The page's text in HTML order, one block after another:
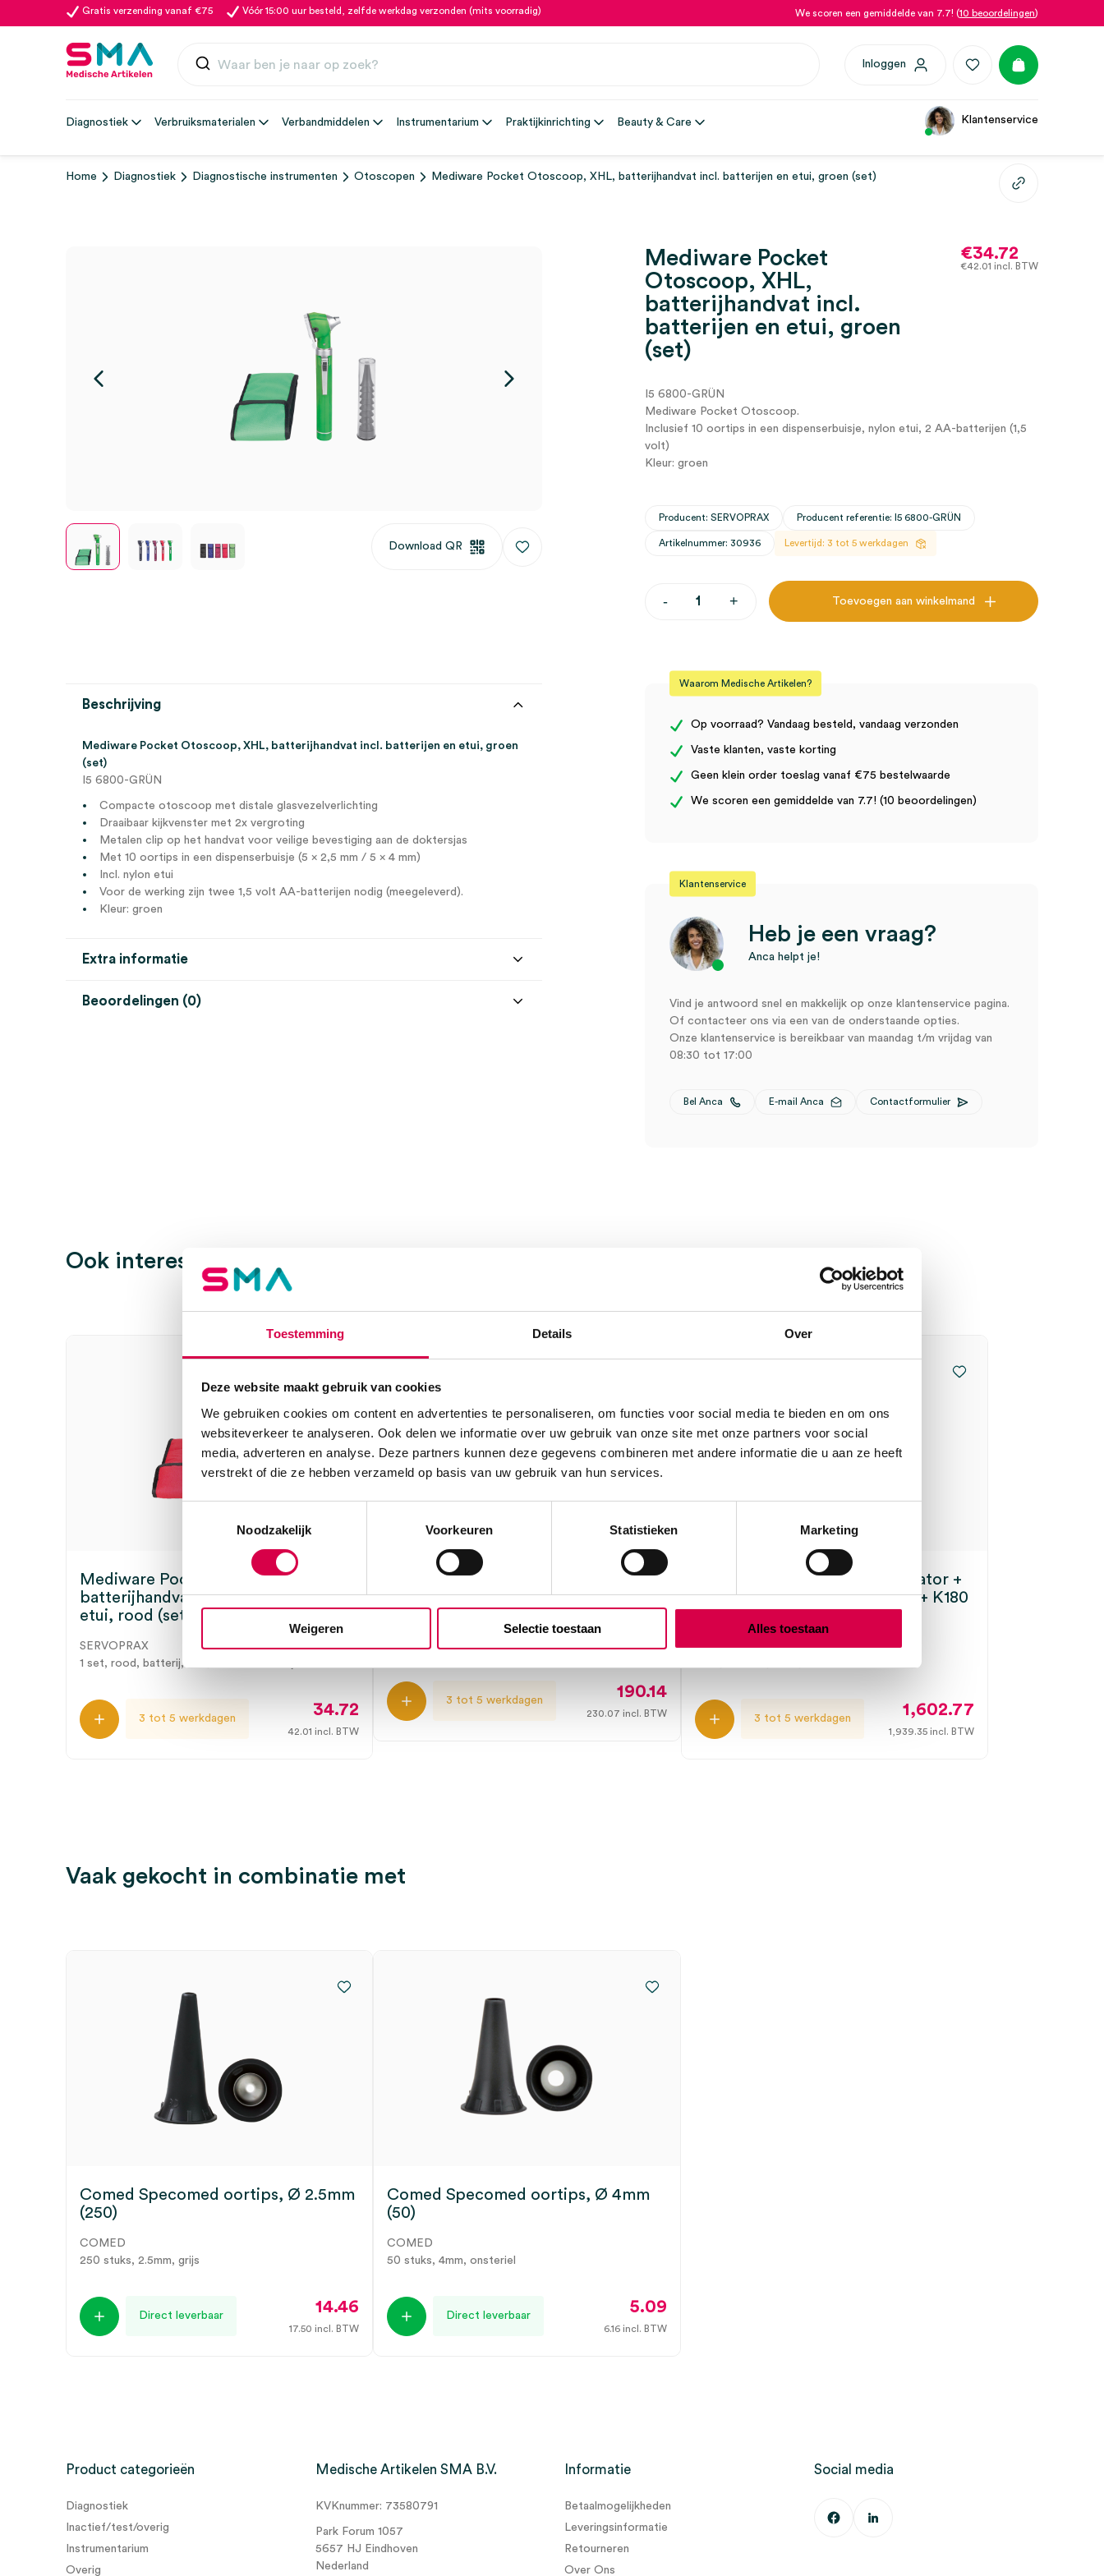
Toestemming Details Over
Deze website maakt gebruik van cookies
We gebruiken cookies om content en advertenties te personaliseren, om functies voor social media te bieden en om ons
websiteverkeer te analyseren. Ook delen we informatie over uw gebruik van onze site met onze partners voor social
media, adverteren en analyse. Deze partners kunnen deze gegevens combineren met andere informatie die u aan ze heeft
verstrekt of die ze hebben verzameld op basis van uw gebruik van hun services.
Noodzakelijk
Voorkeuren Statistieken Marketing
Weigeren Selectie toestaan Alles toestaan
Gratis verzending vanaf €75 Vóór 15:00 uur besteld, zelfde werkdag verzonden (mits voorradig) We scoren een gemiddelde van 7.7! (10 beoordelingen)
Inloggen
Diagnostiek Verbruiksmaterialen Verbandmiddelen Instrumentarium Praktijkinrichting Beauty & Care Klantenservice
Home Diagnostiek Diagnostische instrumenten Otoscopen Mediware Pocket Otoscoop, XHL, batterijhandvat incl. batterijen en etui, groen (set)
Download QR
Mediware Pocket
Otoscoop, XHL,
batterijhandvat incl.
batterijen en etui, groen
(set)
€34.72
€42.01 incl. BTW
I5 6800-GRÜN
Mediware Pocket Otoscoop.
Inclusief 10 oortips in een dispenserbuisje, nylon etui, 2 AA-batterijen (1,5
volt)
Kleur: groen
Producent: SERVOPRAX Producent referentie: I5 6800-GRÜN
Artikelnummer: 30936 Levertijd: 3 tot 5 werkdagen
-Mediware
incl.
batterijen
en
groen
aantal
+ Toevoegen aan winkelmand
Beschrijving
Mediware Pocket Otoscoop, XHL, batterijhandvat incl. batterijen en etui, groen
(set)
I5 6800-GRÜN
Compacte otoscoop met distale glasvezelverlichting
Draaibaar kijkvenster met 2x vergroting
Metalen clip op het handvat voor veilige bevestiging aan de doktersjas
Met 10 oortips in een dispenserbuisje (5 x 2,5 mm / 5 x 4 mm)
Incl. nylon etui
Voor de werking zijn twee 1,5 volt AA-batterijen nodig (meegeleverd).
Kleur: groen
Extra informatie
Beoordelingen (0)
Waarom Medische Artikelen?
Op voorraad? Vandaag besteld, vandaag verzonden
Vaste klanten, vaste korting
Geen klein order toeslag vanaf €75 bestelwaarde
We scoren een gemiddelde van 7.7! (10 beoordelingen)
Klantenservice
Heb je een vraag?
Anca helpt je!
Vind je antwoord snel en makkelijk op onze klantenservice pagina.
Of contacteer ons via een van de onderstaande opties.
Onze klantenservice is bereikbaar van maandag t/m vrijdag van
08:30 tot 17:00
Bel Anca E-mail Anca Contactformulier
Ook interessant
Mediware Pocket Otoscoop, XHL,
batterijhandvat incl. batterijen en
etui, rood (set)
SERVOPRAX
1 set, rood, batterij, etui, incl. AA batterij
3 tot 5 werkdagen 34.72
42.01 incl. BTW
Welch Allyn Pocket LED otoscoop
met handvat, Onyx (1)
1 stuk, zwart, onsteriel
3 tot 5 werkdagen 190.14
230.07 incl. BTW
Heine EN 200 wandtransformator +
K180 F.O. Otoscoop 3.5V XHL + K180
HEINE
3 tot 5 werkdagen 1,602.77
1,939.35incl. BTW
Vaak gekocht in combinatie met
Comed Specomed oortips, Ø 2.5mm
(250)
COMED
250 stuks, 2.5mm, grijs
Direct leverbaar 14.46
17.50 incl. BTW
Comed Specomed oortips, Ø 4mm
(50)
COMED
50 stuks, 4mm, onsteriel
Direct leverbaar 5.09
6.16incl. BTW
Product categorieën
Diagnostiek
Inactief/test/overig
Instrumentarium
Overig
Medische Artikelen SMA B.V.
KVKnummer: 73580791
Park Forum 1057
5657 HJ Eindhoven
Nederland
Informatie
Betaalmogelijkheden
Leveringsinformatie
Retourneren
Over Ons
Social media